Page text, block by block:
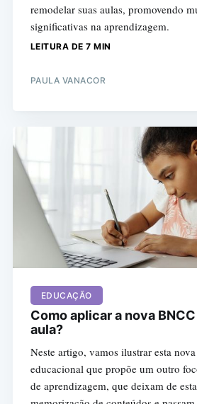
remodelar suas aulas, promovendo
significativas na aprendizagem.
LEITURA DE 7 MIN
PAULA VANACOR
EDUCAÇÃO
Como aplicar a nova
aula?
Neste artigo, vamos ilustrar esta
educacional que propõe um outro
de aprendizagem, que deixam de